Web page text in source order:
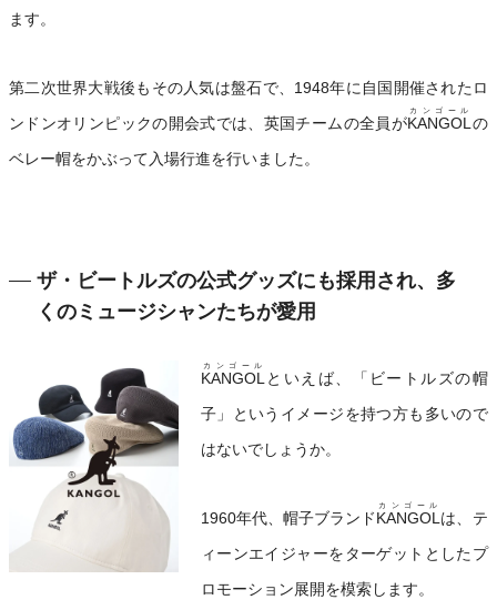
ます。
第二次世界大戦後もその人気は盤石で、1948年に自国開催されたロ
ンドンオリンピックの開会式では、英国チームの全員がKANGOL
カンゴール
の
ベレー帽をかぶって入場行進を行いました。
ザ・ビートルズの公式グッズにも採用され、多
くのミュージシャンたちが愛用
KANGOL
カンゴール
といえば、「ビートルズの帽
子」というイメージを持つ方も多いので
はないでしょうか。
1960年代、帽子ブランドKANGOL
カンゴール
は、テ
ィーンエイジャーをターゲットとしたプ
ロモーション展開を模索します。